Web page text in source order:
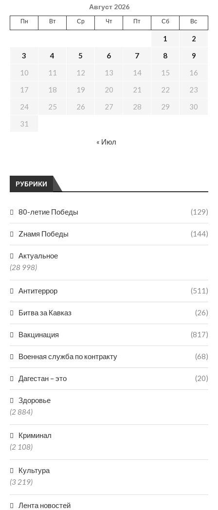
РУБРИКИ
80-летие Победы (129)
Zнамя Победы (144)
Актуальное
(28 998)
Антитеррор (511)
Битва за Кавказ (26)
Вакцинация (817)
Военная служба по контракту (68)
Дагестан – это (20)
Здоровье
(2 884)
Криминал
(2 108)
Культура
(3 219)
Лента новостей
Август 2026
Пн Вт Ср Чт Пт Сб Вс
1
2
3
4 5 6 7 8
9
10
11 12 13 14 15
16
17
18 19 20 21 22
23
24
25 26 27 28 29
30
31
« Июл